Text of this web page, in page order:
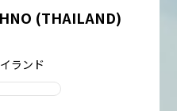
(THAILAND)
ランド